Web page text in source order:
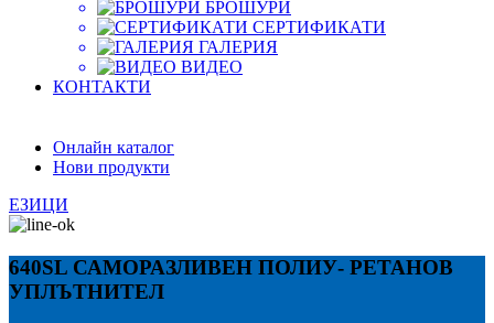
БРОШУРИ
СЕРТИФИКАТИ
ГАЛЕРИЯ
ВИДЕО
КОНТАКТИ
Онлайн каталог
Нови продукти
ЕЗИЦИ
640SL САМОРАЗЛИВЕН ПОЛИУ- РЕТАНОВ
УПЛЪТНИТЕЛ